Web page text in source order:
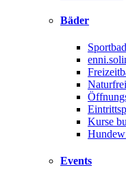
Bäder
Kurse
Events